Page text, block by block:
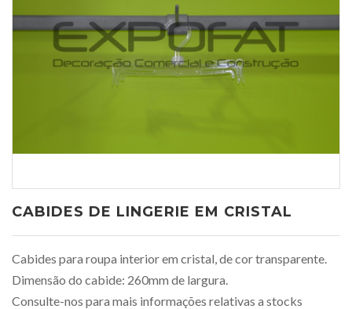
CABIDES DE LINGERIE EM CRISTAL
Cabides para roupa interior em cristal, de cor transparente.
Dimensão do cabide: 260mm de largura.
Consulte-nos para mais informações relativas a stocks